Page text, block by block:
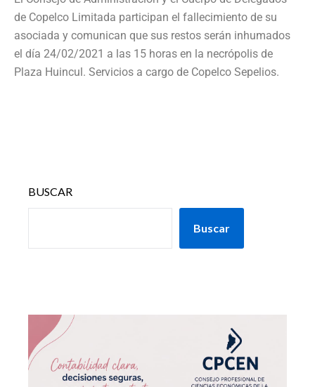
de Copelco Limitada participan el fallecimiento de su
asociada y comunican que sus restos serán inhumados
el día 24/02/2021 a las 15 horas en la necrópolis de
Plaza Huincul. Servicios a cargo de Copelco Sepelios.
BUSCAR
Buscar